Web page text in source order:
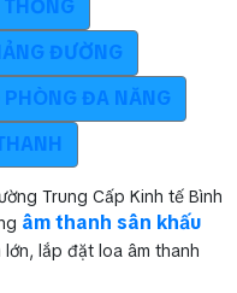
ĐƯỜNG
ĐA NĂNG
Trung Cấp Kinh tế Bình
âm thanh sân khấu
lắp đặt loa âm thanh